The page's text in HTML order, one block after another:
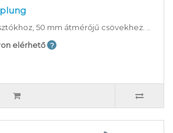
50 mm átmérőjű csövekhez. ..
elérhető